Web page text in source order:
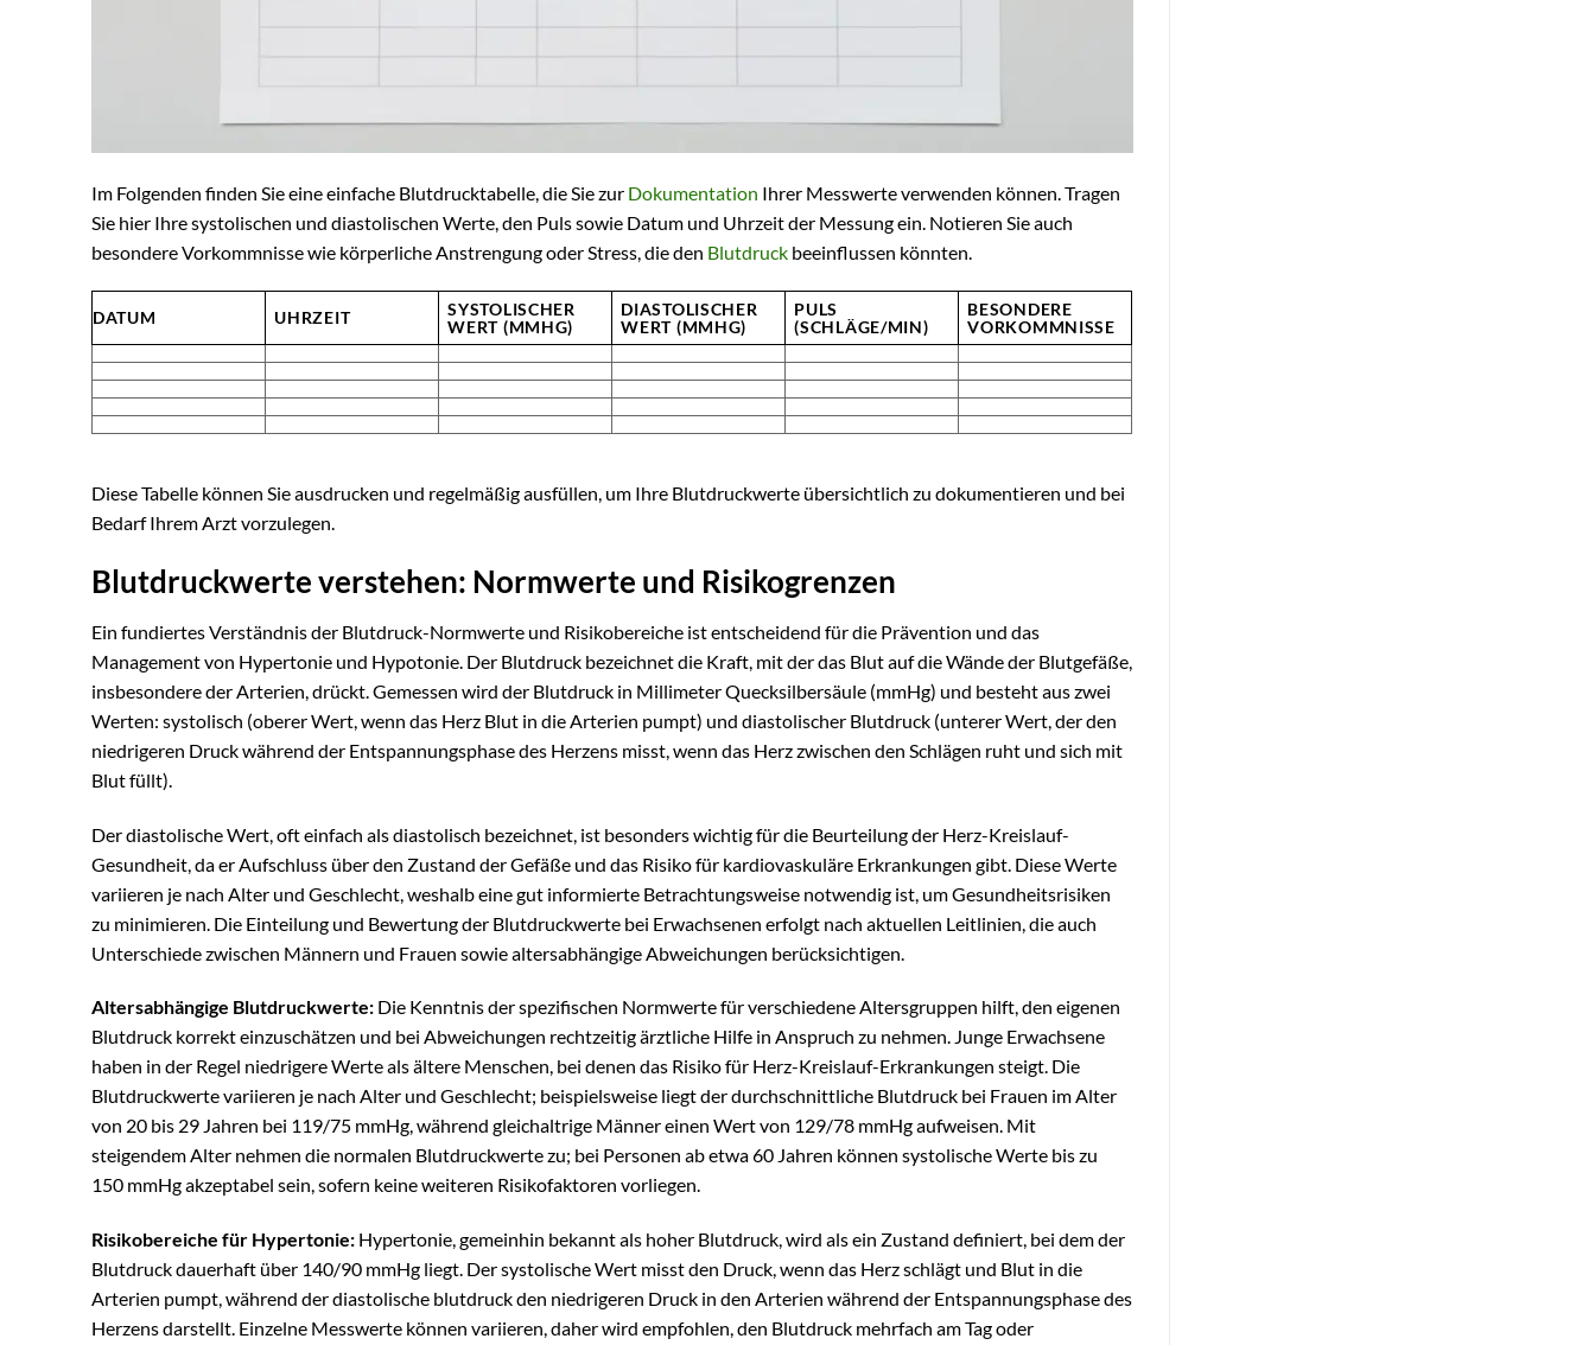
Im Folgenden finden Sie eine einfache Blutdrucktabelle, die Sie zur Dokumentation Ihrer Messwerte verwenden können. Tragen
Sie hier Ihre systolischen und diastolischen Werte, den Puls sowie Datum und Uhrzeit der Messung ein. Notieren Sie auch
besondere Vorkommnisse wie körperliche Anstrengung oder Stress, die den Blutdruck beeinflussen könnten.
DATUM UHRZEIT
SYSTOLISCHER
WERT (MMHG)
DIASTOLISCHER
WERT (MMHG)
PULS
(SCHLÄGE/MIN)
BESONDERE
VORKOMMNISSE
Diese Tabelle können Sie ausdrucken und regelmäßig ausfüllen, um Ihre Blutdruckwerte übersichtlich zu dokumentieren und bei
Bedarf Ihrem Arzt vorzulegen.
Blutdruckwerte verstehen: Normwerte und Risikogrenzen
Ein fundiertes Verständnis der Blutdruck-Normwerte und Risikobereiche ist entscheidend für die Prävention und das
Management von Hypertonie und Hypotonie. Der Blutdruck bezeichnet die Kraft, mit der das Blut auf die Wände der Blutgefäße,
insbesondere der Arterien, drückt. Gemessen wird der Blutdruck in Millimeter Quecksilbersäule (mmHg) und besteht aus zwei
Werten: systolisch (oberer Wert, wenn das Herz Blut in die Arterien pumpt) und diastolischer Blutdruck (unterer Wert, der den
niedrigeren Druck während der Entspannungsphase des Herzens misst, wenn das Herz zwischen den Schlägen ruht und sich mit
Blut füllt).
Der diastolische Wert, oft einfach als diastolisch bezeichnet, ist besonders wichtig für die Beurteilung der Herz-Kreislauf-
Gesundheit, da er Aufschluss über den Zustand der Gefäße und das Risiko für kardiovaskuläre Erkrankungen gibt. Diese Werte
variieren je nach Alter und Geschlecht, weshalb eine gut informierte Betrachtungsweise notwendig ist, um Gesundheitsrisiken
zu minimieren. Die Einteilung und Bewertung der Blutdruckwerte bei Erwachsenen erfolgt nach aktuellen Leitlinien, die auch
Unterschiede zwischen Männern und Frauen sowie altersabhängige Abweichungen berücksichtigen.
Altersabhängige Blutdruckwerte: Die Kenntnis der spezifischen Normwerte für verschiedene Altersgruppen hilft, den eigenen
Blutdruck korrekt einzuschätzen und bei Abweichungen rechtzeitig ärztliche Hilfe in Anspruch zu nehmen. Junge Erwachsene
haben in der Regel niedrigere Werte als ältere Menschen, bei denen das Risiko für Herz-Kreislauf-Erkrankungen steigt. Die
Blutdruckwerte variieren je nach Alter und Geschlecht; beispielsweise liegt der durchschnittliche Blutdruck bei Frauen im Alter
von 20 bis 29 Jahren bei 119/75 mmHg, während gleichaltrige Männer einen Wert von 129/78 mmHg aufweisen. Mit
steigendem Alter nehmen die normalen Blutdruckwerte zu; bei Personen ab etwa 60 Jahren können systolische Werte bis zu
150 mmHg akzeptabel sein, sofern keine weiteren Risikofaktoren vorliegen.
Risikobereiche für Hypertonie: Hypertonie, gemeinhin bekannt als hoher Blutdruck, wird als ein Zustand definiert, bei dem der
Blutdruck dauerhaft über 140/90 mmHg liegt. Der systolische Wert misst den Druck, wenn das Herz schlägt und Blut in die
Arterien pumpt, während der diastolische blutdruck den niedrigeren Druck in den Arterien während der Entspannungsphase des
Herzens darstellt. Einzelne Messwerte können variieren, daher wird empfohlen, den Blutdruck mehrfach am Tag oder